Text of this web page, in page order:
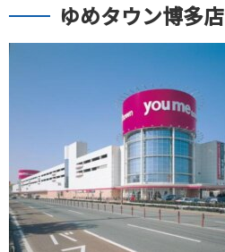
ゆめタウン博多店